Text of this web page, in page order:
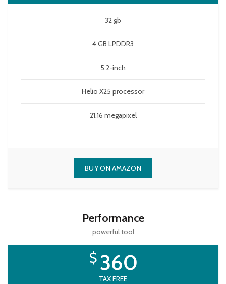
32 gb
4 GB LPDDR3
5.2-inch
Helio X25 processor
21.16 megapixel
BUY ON AMAZON
Performance
powerful tool
$ 360
TAX FREE